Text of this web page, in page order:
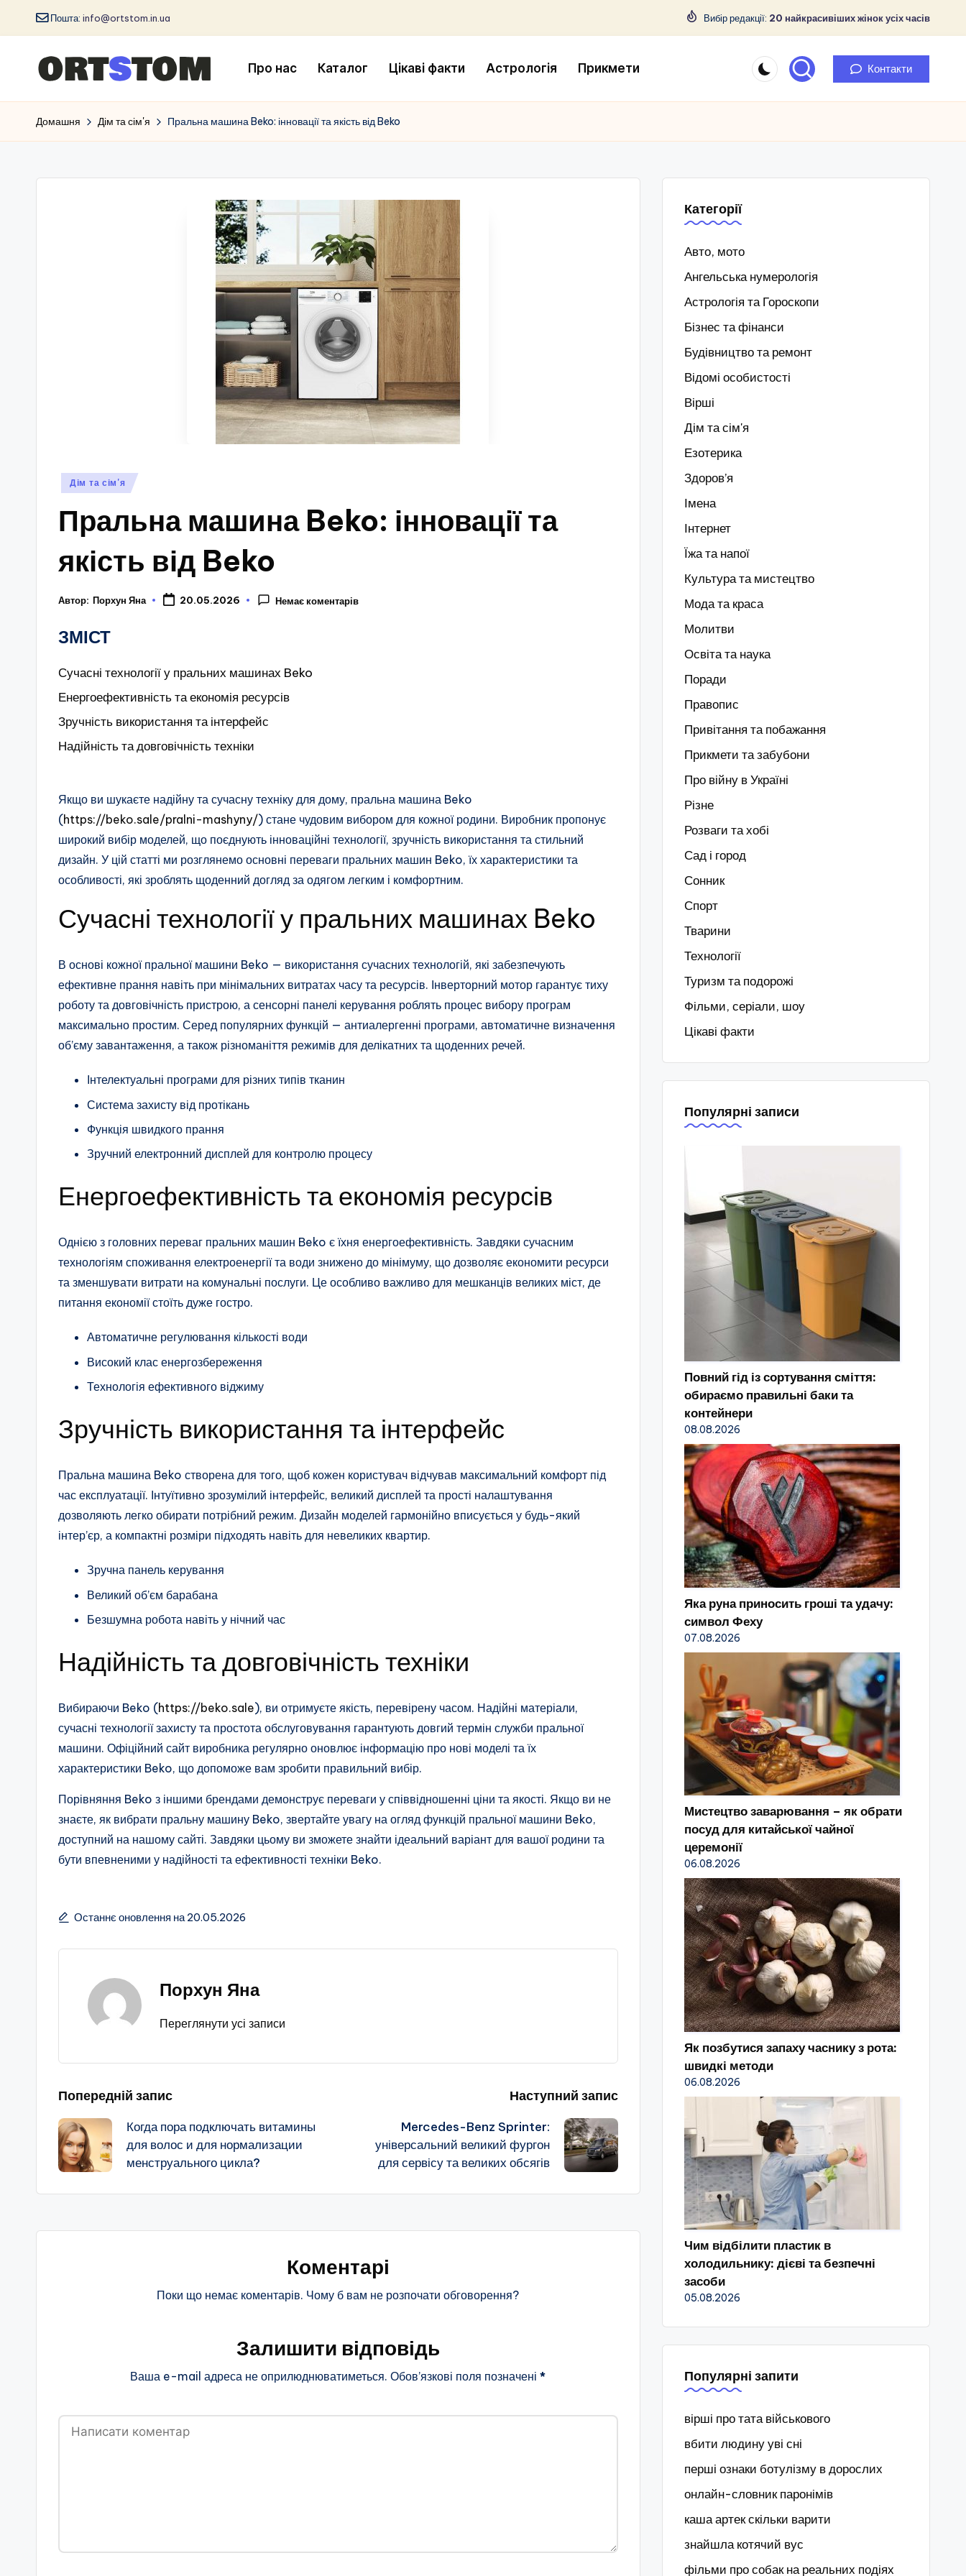
Пошта: info@ortstom.in.ua Вибір редакції: 20 найкрасивіших жінок усіх часів
Про нас Каталог Цікаві факти Астрологія Прикмети Контакти
Домашня Дім та сім'я Пральна машина Beko: інновації та якість від Beko
Опубліковано
Дім та сім'я
Пральна машина Beko: інновації та
якість від Beko
Автор: Порхун Яна 20.05.2026 Немає коментарів
ЗМІСТ
Сучасні технології у пральних машинах Beko
Енергоефективність та економія ресурсів
Зручність використання та інтерфейс
Надійність та довговічність техніки
Якщо ви шукаєте надійну та сучасну техніку для дому, пральна машина Beko
(https://beko.sale/pralni-mashyny/) стане чудовим вибором для кожної родини. Виробник пропонує
широкий вибір моделей, що поєднують інноваційні технології, зручність використання та стильний
дизайн. У цій статті ми розглянемо основні переваги пральних машин Beko, їх характеристики та
особливості, які зроблять щоденний догляд за одягом легким і комфортним.
Сучасні технології у пральних машинах Beko
В основі кожної пральної машини Beko — використання сучасних технологій, які забезпечують
ефективне прання навіть при мінімальних витратах часу та ресурсів. Інверторний мотор гарантує тиху
роботу та довговічність пристрою, а сенсорні панелі керування роблять процес вибору програм
максимально простим. Серед популярних функцій — антиалергенні програми, автоматичне визначення
об’єму завантаження, а також різноманіття режимів для делікатних та щоденних речей.
Інтелектуальні програми для різних типів тканин
Система захисту від протікань
Функція швидкого прання
Зручний електронний дисплей для контролю процесу
Енергоефективність та економія ресурсів
Однією з головних переваг пральних машин Beko є їхня енергоефективність. Завдяки сучасним
технологіям споживання електроенергії та води знижено до мінімуму, що дозволяє економити ресурси
та зменшувати витрати на комунальні послуги. Це особливо важливо для мешканців великих міст, де
питання економії стоїть дуже гостро.
Автоматичне регулювання кількості води
Високий клас енергозбереження
Технологія ефективного віджиму
Зручність використання та інтерфейс
Пральна машина Beko створена для того, щоб кожен користувач відчував максимальний комфорт під
час експлуатації. Інтуїтивно зрозумілий інтерфейс, великий дисплей та прості налаштування
дозволяють легко обирати потрібний режим. Дизайн моделей гармонійно вписується у будь-який
інтер’єр, а компактні розміри підходять навіть для невеликих квартир.
Зручна панель керування
Великий об’єм барабана
Безшумна робота навіть у нічний час
Надійність та довговічність техніки
Вибираючи Beko (https://beko.sale), ви отримуєте якість, перевірену часом. Надійні матеріали,
сучасні технології захисту та простота обслуговування гарантують довгий термін служби пральної
машини. Офіційний сайт виробника регулярно оновлює інформацію про нові моделі та їх
характеристики Beko, що допоможе вам зробити правильний вибір.
Порівняння Beko з іншими брендами демонструє переваги у співвідношенні ціни та якості. Якщо ви не
знаєте, як вибрати пральну машину Beko, звертайте увагу на огляд функцій пральної машини Beko,
доступний на нашому сайті. Завдяки цьому ви зможете знайти ідеальний варіант для вашої родини та
бути впевненими у надійності та ефективності техніки Beko.
Останнє оновлення на 20.05.2026
Порхун Яна
Переглянути усі записи
Навігація
по
запису
Попередній запис
Когда пора подключать витамины
для волос и для нормализации
менструального цикла?
Наступний запис
Mercedes-Benz Sprinter:
універсальний великий фургон
для сервісу та великих обсягів
Коментарі
Поки що немає коментарів. Чому б вам не розпочати обговорення?
Залишити відповідь
Ваша e-mail адреса не оприлюднюватиметься. Обов’язкові поля позначені*
Категорії
Авто, мото
Ангельська нумерологія
Астрологія та Гороскопи
Бізнес та фінанси
Будівництво та ремонт
Відомі особистості
Вірші
Дім та сім'я
Езотерика
Здоров’я
Імена
Інтернет
Їжа та напої
Культура та мистецтво
Мода та краса
Молитви
Освіта та наука
Поради
Правопис
Привітання та побажання
Прикмети та забубони
Про війну в Україні
Різне
Розваги та хобі
Сад і город
Сонник
Спорт
Тварини
Технології
Туризм та подорожі
Фільми, серіали, шоу
Цікаві факти
Популярні записи
Повний гід із сортування сміття:
обираємо правильні баки та
контейнери
08.08.2026
Яка руна приносить гроші та удачу:
символ Феху
07.08.2026
Мистецтво заварювання – як обрати
посуд для китайської чайної
церемонії
06.08.2026
Як позбутися запаху часнику з рота:
швидкі методи
06.08.2026
Чим відбілити пластик в
холодильнику: дієві та безпечні
засоби
05.08.2026
Популярні запити
вірші про тата військового
вбити людину уві сні
перші ознаки ботулізму в дорослих
онлайн-словник паронімів
каша артек скільки варити
знайшла котячий вус
фільми про собак на реальних подіях